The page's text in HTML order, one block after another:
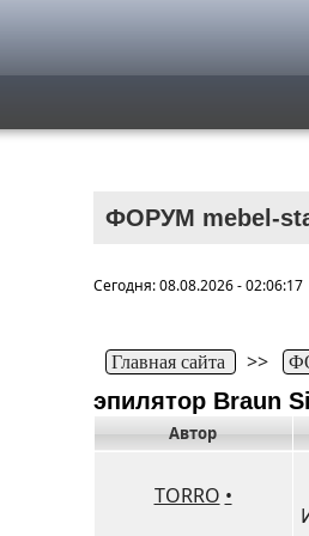
ФОРУМ mebel-
Сегодня: 08.08.2026 - 02:06:17
Главная сайта >>
эпилятор Braun
Автор
TORRO •